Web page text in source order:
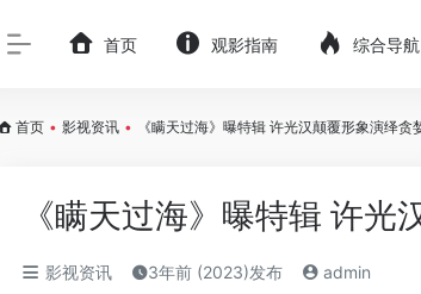
首页 观影指南 综合导航
首页 • 影视资讯 • 《瞒天过海》曝特辑 许光汉颠覆形象演绎贪
《瞒天过海》曝特辑 许
影视资讯 3年前 (2023)发布 admin